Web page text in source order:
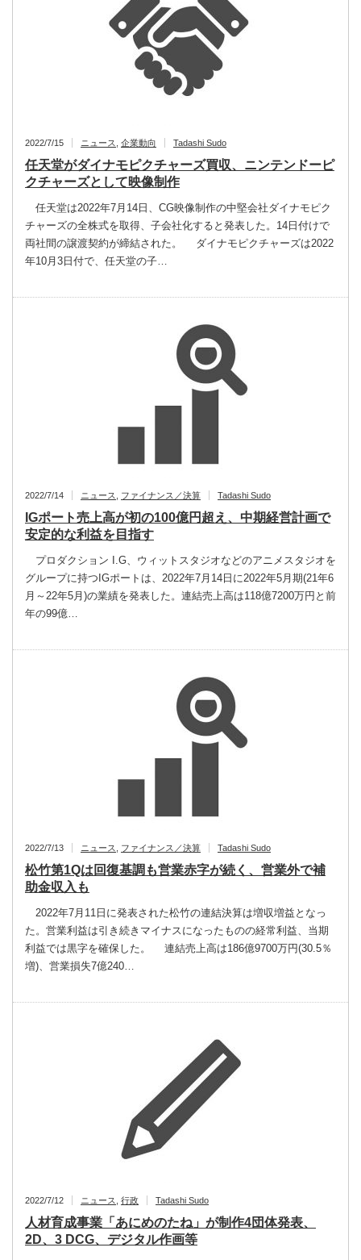
2022/7/15 ニュース 企業動向 Tadashi Sudo
任天堂がダイナモピクチャーズ買収、ニンテンドーピ
クチャーズとして映像制作
任天堂は2022年7月14日、CG映像制作の中堅会社ダイナモピク
チャーズの全株式を取得、子会社化すると発表した。14日付けで
両社間の譲渡契約が締結された。 ダイナモピクチャーズは2022
年10月3日付で、任天堂の子…
2022/7/14 ニュース ファイナンス／決算 Tadashi Sudo
IGポート売上高が初の100億円超え、中期経営計画で
安定的な利益を目指す
プロダクション I.G、ウィットスタジオなどのアニメスタジオを
グループに持つIGポートは、2022年7月14日に2022年5月期(21年6
月～22年5月)の業績を発表した。連結売上高は118億7200万円と前
年の99億…
2022/7/13 ニュース ファイナンス／決算 Tadashi Sudo
松竹第1Qは回復基調も営業赤字が続く、営業外で補
助金収入も
2022年7月11日に発表された松竹の連結決算は増収増益となっ
た。営業利益は引き続きマイナスになったものの経常利益、当期
利益では黒字を確保した。 連結売上高は186億9700万円(30.5％
増)、営業損失7億240…
2022/7/12 ニュース 行政 Tadashi Sudo
人材育成事業「あにめのたね」が制作4団体発表、
2D、3 DCG、デジタル作画等